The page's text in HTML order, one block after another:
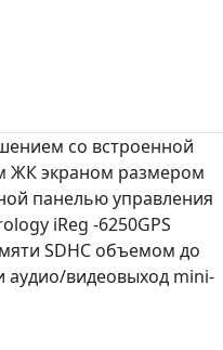
со встроенной
ЖК экраном размером
панелью управления
iReg -6250GPS
SDHC объемом до
аудио/видеовыход mini-